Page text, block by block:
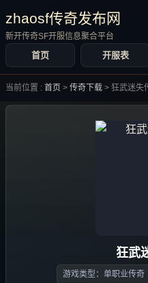
zhaosf传奇发布网
新开传奇SF开服信息聚合平台
首页 开服表
当前位置 : 首页 > 传奇下载 > 狂武迷失
狂武
游戏类型：单职业传奇